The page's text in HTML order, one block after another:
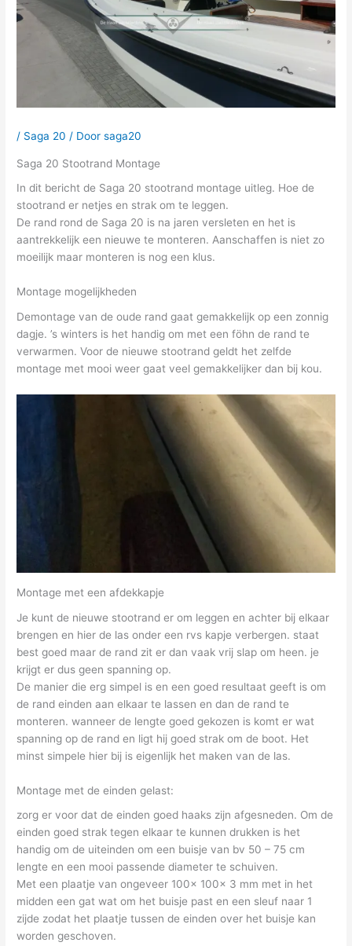
/ Saga 20 / Doorsaga20
Saga 20 Stootrand Montage
In dit bericht de Saga 20 stootrand montage uitleg. Hoe de
stootrand er netjes en strak om te leggen.
De rand rond de Saga 20 is na jaren versleten en het is
aantrekkelijk een nieuwe te monteren. Aanschaffen is niet zo
moeilijk maar monteren is nog een klus.
Montage mogelijkheden
Demontage van de oude rand gaat gemakkelijk op een zonnig
dagje. ’s winters is het handig om met een föhn de rand te
verwarmen. Voor de nieuwe stootrand geldt het zelfde
montage met mooi weer gaat veel gemakkelijker dan bij kou.
Montage met een afdekkapje
Je kunt de nieuwe stootrand er om leggen en achter bij elkaar
brengen en hier de las onder een rvs kapje verbergen. staat
best goed maar de rand zit er dan vaak vrij slap om heen. je
krijgt er dus geen spanning op.
De manier die erg simpel is en een goed resultaat geeft is om
de rand einden aan elkaar te lassen en dan de rand te
monteren. wanneer de lengte goed gekozen is komt er wat
spanning op de rand en ligt hij goed strak om de boot. Het
minst simpele hier bij is eigenlijk het maken van de las.
Montage met de einden gelast:
zorg er voor dat de einden goed haaks zijn afgesneden. Om de
einden goed strak tegen elkaar te kunnen drukken is het
handig om de uiteinden om een buisje van bv 50 – 75 cm
lengte en een mooi passende diameter te schuiven.
Met een plaatje van ongeveer 100x 100x 3 mm met in het
midden een gat wat om het buisje past en een sleuf naar 1
zijde zodat het plaatje tussen de einden over het buisje kan
worden geschoven.